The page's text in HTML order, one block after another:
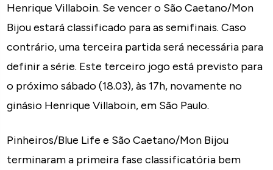
Henrique Villaboin. Se vencer o São Caetano/Mon
Bijou estará classificado para as semifinais. Caso
contrário, uma terceira partida será necessária para
definir a série. Este terceiro jogo está previsto para
o próximo sábado (18.03), às 17h, novamente no
ginásio Henrique Villaboin, em São Paulo.
Pinheiros/Blue Life e São Caetano/Mon Bijou
terminaram a primeira fase classificatória bem